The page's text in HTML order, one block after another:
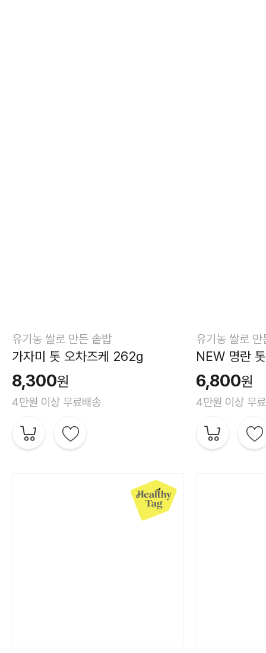
유기농 쌀로 만든 솥밥
가자미 톳 오차즈케 262g
8,300원
4만원 이상 무료배송
유기농 쌀로 만
NEW 명란
6,800원
4만원 이상 무